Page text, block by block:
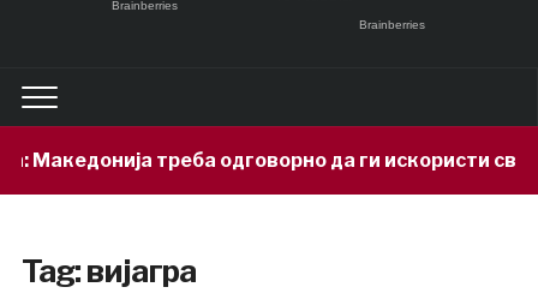
треба одговорно да ги искористи
Tag:вијагра